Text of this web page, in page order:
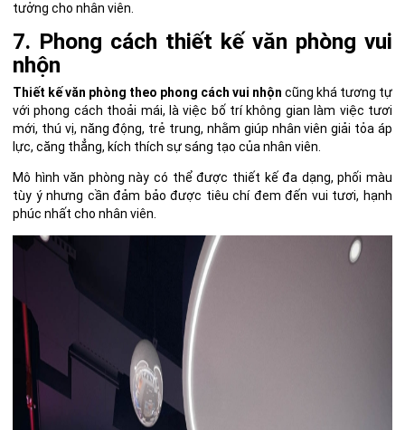
tưởng cho nhân viên.
7. Phong cách thiết kế văn phòng vui
nhộn
Thiết kế văn phòng theo phong cách vui nhộn cũng khá tương tự
với phong cách thoải mái, là việc bố trí không gian làm việc tươi
mới, thú vị, năng động, trẻ trung, nhằm giúp nhân viên giải tỏa áp
lực, căng thẳng, kích thích sự sáng tạo của nhân viên.
Mô hình văn phòng này có thể được thiết kế đa dạng, phối màu
tùy ý nhưng cần đảm bảo được tiêu chí đem đến vui tươi, hạnh
phúc nhất cho nhân viên.